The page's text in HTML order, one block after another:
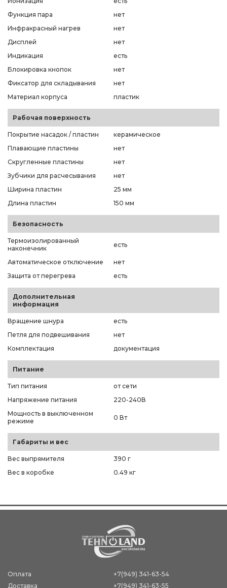
Функция пара
нет
Инфракрасный нагрев
нет
Дисплей
нет
Индикация
есть
Блокировка кнопок
нет
Фиксатор для складывания
нет
Материал корпуса
пластик
Рабочая поверхность
Покрытие насадок / пластин
керамическое
Плавающие пластины
нет
Скругленные пластины
нет
Зубчики для расчесывания
нет
Ширина пластин
25 мм
Длина пластин
150 мм
Безопасность
Термоизолированный
наконечник
есть
Автоматическое отключение
нет
Защита от перегрева
есть
Дополнительная
информация
Вращение шнура
есть
Петля для подвешивания
нет
Комплектация
документация
Питание
Тип питания
от сети
Напряжение питания
220-240В
Мощность в выключенном
режиме
0 Вт
Габариты и вес
Вес выпрямителя
390 г
Вес в коробке
0.49 кг
Оплата
Доставка
+7(949) 341-63-54
+7(949) 341-63-55